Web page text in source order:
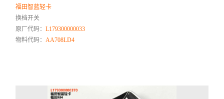
福田智蓝轻卡
换档开关
原厂代码：L179300000033
物料代码： AA708LD4